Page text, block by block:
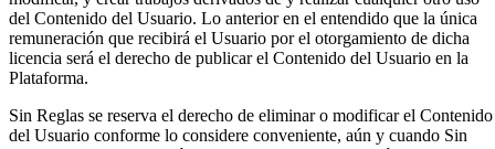
del Contenido del Usuario. Lo anterior en el entendido que la única
remuneración que recibirá el Usuario por el otorgamiento de dicha
licencia será el derecho de publicar el Contenido del Usuario en la
Plataforma.
Sin Reglas se reserva el derecho de eliminar o modificar el Contenido
del Usuario conforme lo considere conveniente, aún y cuando Sin